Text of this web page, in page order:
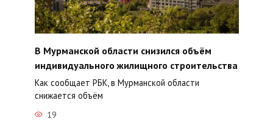
В Мурманской области снизился объём
индивидуального жилищного строительства
Как сообщает РБК, в Мурманской области
снижается объём
19